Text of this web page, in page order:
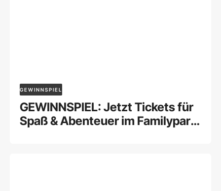
GEWINNSPIEL
GEWINNSPIEL: Jetzt Tickets für
Spaß & Abenteuer im Familypark